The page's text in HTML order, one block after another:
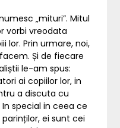
„mituri”. Mitul
vorbi vreodata
lor. Prin urmare, noi,
Și de fiecare
le-am spus:
ai copiilor lor, in
a discuta cu
special in ceea ce
ei sunt cei